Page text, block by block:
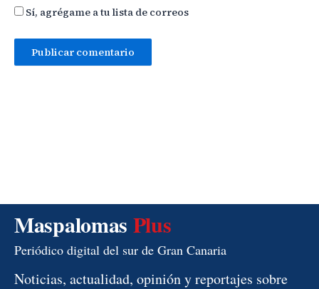
Sí, agrégame a tu lista de correos
Maspalomas Plus
Periódico digital del sur de Gran Canaria
Noticias, actualidad, opinión y reportajes sobre